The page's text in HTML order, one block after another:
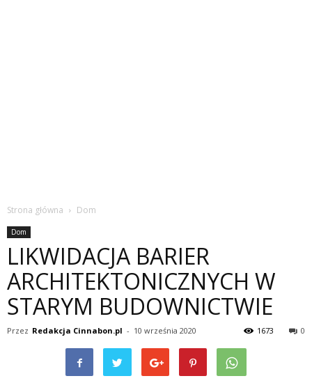
Strona główna Dom
Dom
LIKWIDACJA BARIER
ARCHITEKTONICZNYCH W
STARYM BUDOWNICTWIE
Przez Redakcja Cinnabon.pl - 10 września 2020 0
1673